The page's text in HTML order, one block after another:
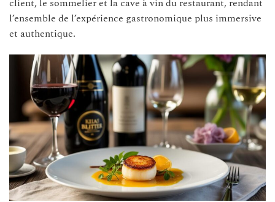
client, le sommelier et la cave à vin du restaurant, rendant
l’ensemble de l’expérience gastronomique plus immersive
et authentique.